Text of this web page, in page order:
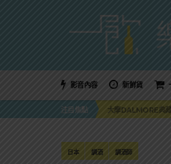
影音內容 新鮮貨
注目焦點
萬眾敲碗如期回歸
三得利六ROKU琴
美國正式恢復蘇格
大摩DALMORE典
ABSOLUT 攜手
萬眾敲碗如期回歸
日本 調酒 調酒師